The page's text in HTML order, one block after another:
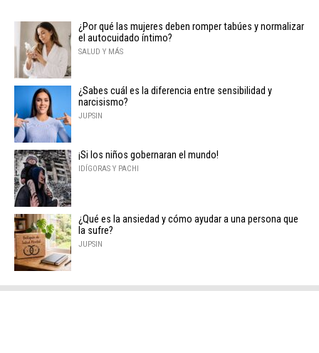
¿Por qué las mujeres deben romper tabúes y normalizar
el autocuidado íntimo?
SALUD Y MÁS
¿Sabes cuál es la diferencia entre sensibilidad y
narcisismo?
JUPSIN
¡Si los niños gobernaran el mundo!
IDÍGORAS Y PACHI
¿Qué es la ansiedad y cómo ayudar a una persona que
la sufre?
JUPSIN